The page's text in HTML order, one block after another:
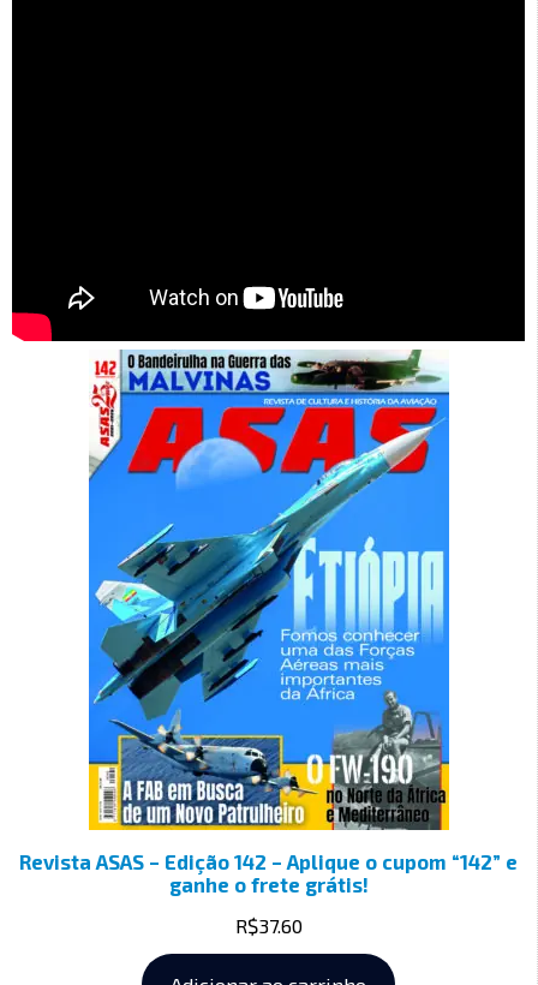
Revista ASAS – Edição 142 – Aplique o cupom “142” e
ganhe o frete grátis!
R$37.60